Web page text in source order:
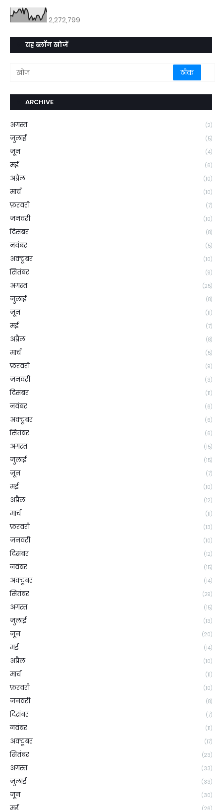
2,272,799
यह ब्लॉग खोजें
ARCHIVE
अगस्त (2)
जुलाई (5)
जून (4)
मई (6)
अप्रैल (10)
मार्च (10)
फ़रवरी (7)
जनवरी (10)
दिसंबर (8)
नवंबर (5)
अक्टूबर (10)
सितंबर (9)
अगस्त (25)
जुलाई (8)
जून (11)
मई (7)
अप्रैल (8)
मार्च (5)
फ़रवरी (9)
जनवरी (3)
दिसंबर (11)
नवंबर (6)
अक्टूबर (6)
सितंबर (6)
अगस्त (15)
जुलाई (15)
जून (7)
मई (10)
अप्रैल (12)
मार्च (11)
फ़रवरी (13)
जनवरी (10)
दिसंबर (12)
नवंबर (15)
अक्टूबर (14)
सितंबर (29)
अगस्त (15)
जुलाई (13)
जून (20)
मई (14)
अप्रैल (10)
मार्च (11)
फ़रवरी (10)
जनवरी (8)
दिसंबर (7)
नवंबर (11)
अक्टूबर (17)
सितंबर (23)
अगस्त (33)
जुलाई (33)
जून (30)